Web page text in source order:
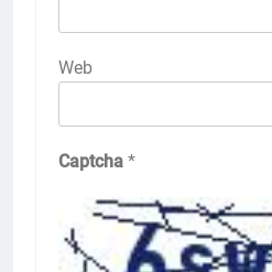
Web
Captcha *